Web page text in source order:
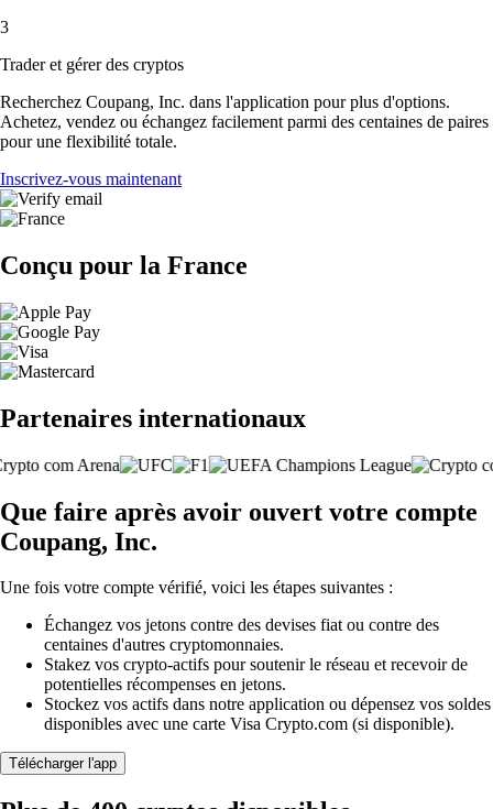
3
Trader et gérer des cryptos
Recherchez Coupang, Inc. dans l'application pour plus d'options.
Achetez, vendez ou échangez facilement parmi des centaines de paires
pour une flexibilité totale.
Inscrivez-vous maintenant
Conçu pour la France
Partenaires internationaux
Que faire après avoir ouvert votre compte
Coupang, Inc.
Une fois votre compte vérifié, voici les étapes suivantes :
Échangez vos jetons contre des devises fiat ou contre des
centaines d'autres cryptomonnaies.
Stakez vos crypto-actifs pour soutenir le réseau et recevoir de
potentielles récompenses en jetons.
Stockez vos actifs dans notre application ou dépensez vos soldes
disponibles avec une carte Visa Crypto.com (si disponible).
Télécharger l'app